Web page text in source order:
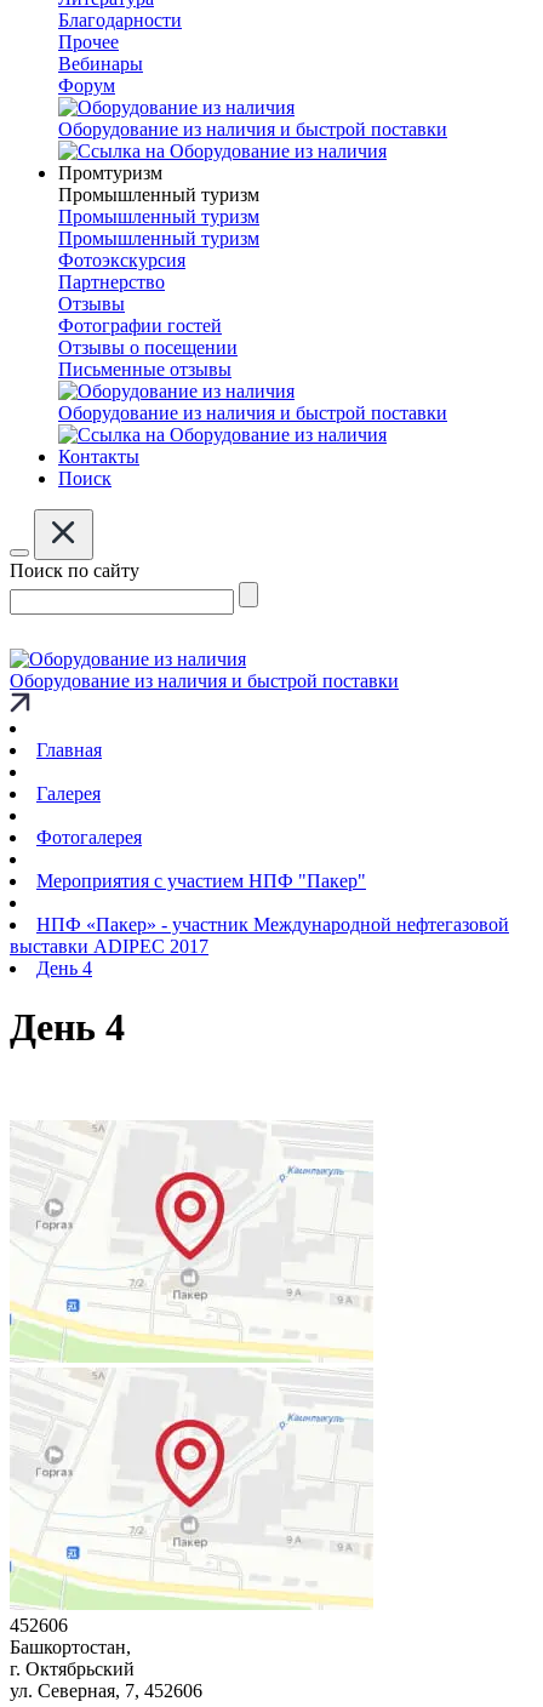
Благодарности
Прочее
Вебинары
Форум
Оборудование из наличия и быстрой поставки
Промтуризм
Промышленный туризм
Промышленный туризм
Промышленный туризм
Фотоэкскурсия
Партнерство
Отзывы
Фотографии гостей
Отзывы о посещении
Письменные отзывы
Оборудование из наличия и быстрой поставки
Контакты
Поиск
Поиск по сайту
Оборудование из наличия и быстрой поставки
Главная
Галерея
Фотогалерея
Мероприятия с участием НПФ "Пакер"
НПФ «Пакер» - участник Международной нефтегазовой
выставки ADIPEC 2017
День 4
День 4
452606
Башкортостан,
г. Октябрьский
ул. Северная, 7, 452606